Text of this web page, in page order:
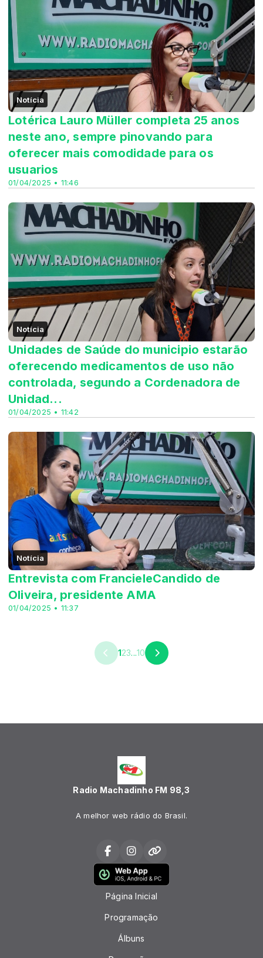
Notícia
01/04/2025 • 11:46
Lotérica Lauro Müller completa 25 anos
neste ano, sempre pinovando para
oferecer mais comodidade para os
usuarios
Notícia
01/04/2025 • 11:42
Unidades de Saúde do municipio estarão
oferecendo medicamentos de uso não
controlada, segundo a Cordenadora de
Unidad...
Notícia
01/04/2025 • 11:37
Entrevista com FrancieleCandido de
Oliveira, presidente AMA
123...10
Radio Machadinho FM 98,3
A melhor web rádio do Brasil.
Página Inicial
Programação
Álbuns